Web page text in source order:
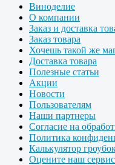
Виноделие
О компании
Заказ и доставка
Заказ товара
Хочешь такой же
Доставка товара
Полезные статьи
Акции
Новости
Пользователям
Наши партнеры
Согласие на
Политика
Калькулятор
Оцените наш сервис